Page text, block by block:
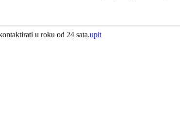
u roku od 24 sata.upit